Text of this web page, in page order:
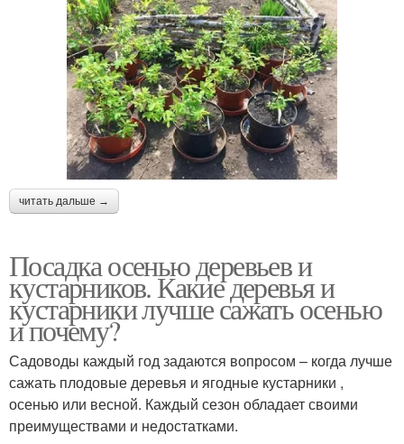
читать дальше →
Посадка осенью деревьев и
кустарников. Какие деревья и
кустарники лучше сажать осенью
и почему?
Садоводы каждый год задаются вопросом – когда лучше
сажать плодовые деревья и ягодные кустарники ,
осенью или весной. Каждый сезон обладает своими
преимуществами и недостатками.